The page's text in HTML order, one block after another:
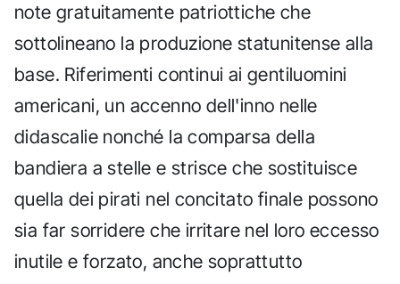
note gratuitamente patriottiche che
sottolineano la produzione statunitense alla
base. Riferimenti continui ai gentiluomini
americani, un accenno dell'inno nelle
didascalie nonché la comparsa della
bandiera a stelle e strisce che sostituisce
quella dei pirati nel concitato finale possono
sia far sorridere che irritare nel loro eccesso
inutile e forzato, anche soprattutto